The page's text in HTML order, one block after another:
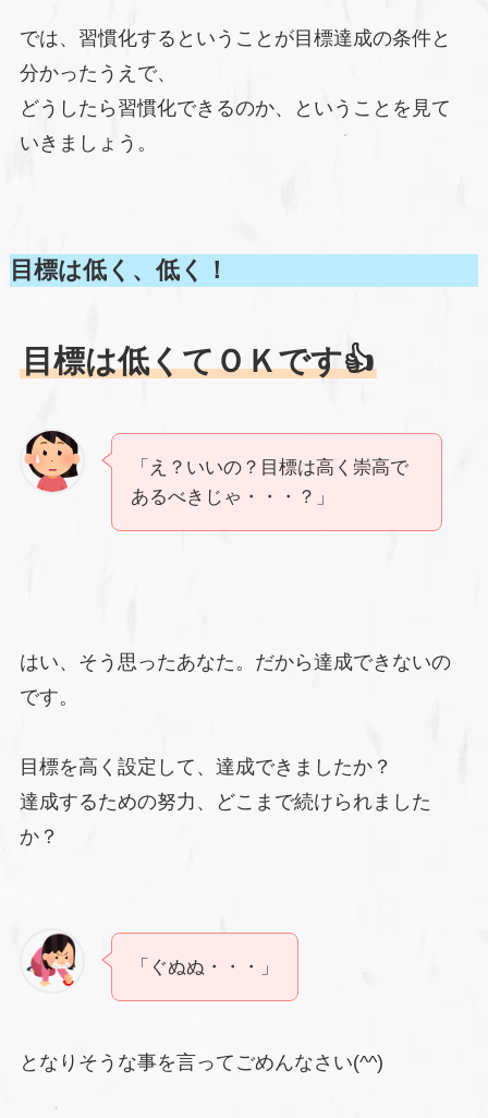
では、習慣化するということが目標達成の条件と
分かったうえで、
どうしたら習慣化できるのか、ということを見て
いきましょう。
目標は低く、低く！
目標は低くてＯＫです👍️
「え？いいの？目標は高く崇高で
あるべきじゃ・・・？」
はい、そう思ったあなた。だから達成できないの
です。
目標を高く設定して、達成できましたか？
達成するための努力、どこまで続けられました
か？
「ぐぬぬ・・・」
となりそうな事を言ってごめんなさい(^^)